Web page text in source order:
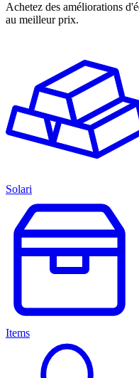
Achetez des améliorations
au meilleur prix.
Solari
Items